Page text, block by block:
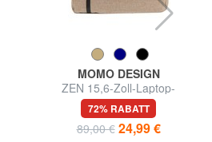
MOMO DESIGN
ZEN 15,6-Zoll-Laptop-
Rucksack
72% RABATT
89,00 € 24,99 €